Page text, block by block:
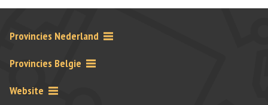
Provincies Nederland
Provincies Belgie
Website